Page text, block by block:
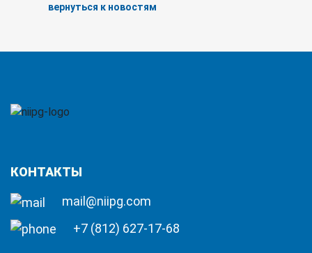
вернуться к новостям
КОНТАКТЫ
mail@niipg.com
+7 (812) 627-17-68